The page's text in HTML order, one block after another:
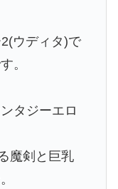
ウディタ)で
。
タジーエロ
魔剣と巨乳